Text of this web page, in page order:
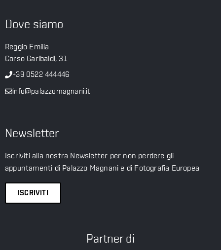
Dove siamo
Reggio Emilia
Corso Garibaldi, 31
+39 0522 444446
info@palazzomagnani.it
Newsletter
Iscriviti alla nostra Newsletter per non perdere gli
appuntamenti di Palazzo Magnani e di Fotografia Europea
ISCRIVITI
Partner di